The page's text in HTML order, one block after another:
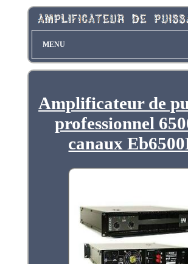
MENU
Amplificateur de
professionnel
canaux